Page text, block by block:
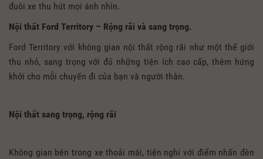
đuôi xe thu hút mọi ánh nhìn.
Nội thất Ford Territory – Rộng rãi và sang trọng.
Ford Territory với không gian nội thất rộng rãi như một thế giới
thu nhỏ, sang trọng với đủ những tiện ích cao cấp, thêm hứng
khởi cho mỗi chuyến đi của bạn và người thân.
Nội thất sang trọng, rộng rãi
Không gian bên trong xe thoải mái, tiện nghi với điểm nhấn đèn